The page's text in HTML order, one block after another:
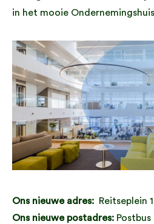
in het mooie
Ons nieuwe adres:
Reitseplein
Ons nieuwe postadres: